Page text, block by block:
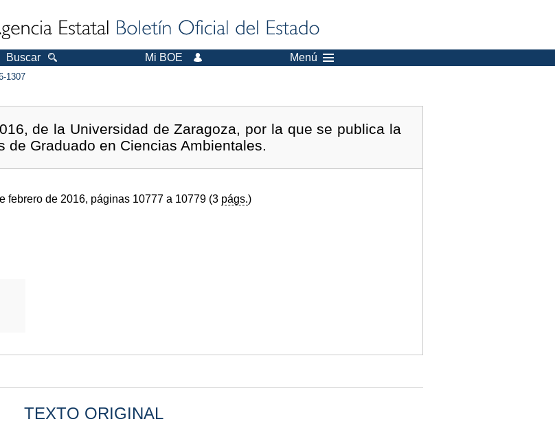
Buscar Mi BOE Menú
1307
de la Universidad de Zaragoza, por la que se publica la
de Graduado en Ciencias Ambientales.
febrero de 2016, páginas 10777 a 10779 (3 págs.)
TEXTO ORIGINAL